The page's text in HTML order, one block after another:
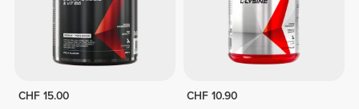
CHF 15.00
CHF 10.90